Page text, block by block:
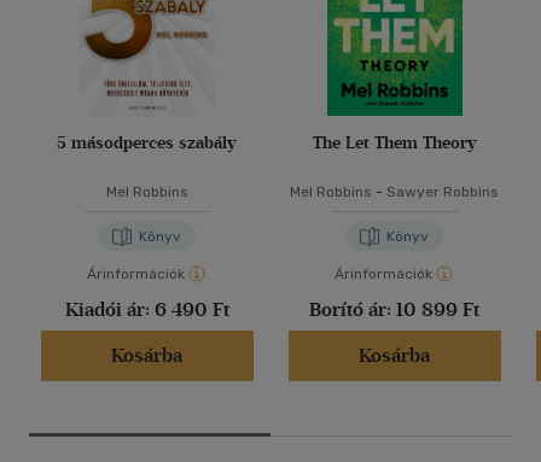
5 másodperces szabály
Mel Robbins
Könyv
Árinformációk
Kiadói ár: 6 490 Ft
Kosárba
The Let Them Theory
Mel Robbins - Sawyer Robbins
Könyv
Árinformációk
Borító ár: 10 899 Ft
Kosárba